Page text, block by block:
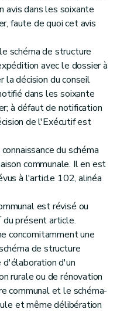
avis dans les soixante
faute de quoi cet avis
schéma de structure
avec le dossier à
la décision du conseil
dans les soixante
à défaut de notification
de l'Exécutif est
du schéma
communale. Il en est
à l'article 102, alinéa
est révisé ou
du présent article.
concomitamment une
de structure
d'élaboration d'un
rurale ou de rénovation
communal et le schéma-
et même délibération